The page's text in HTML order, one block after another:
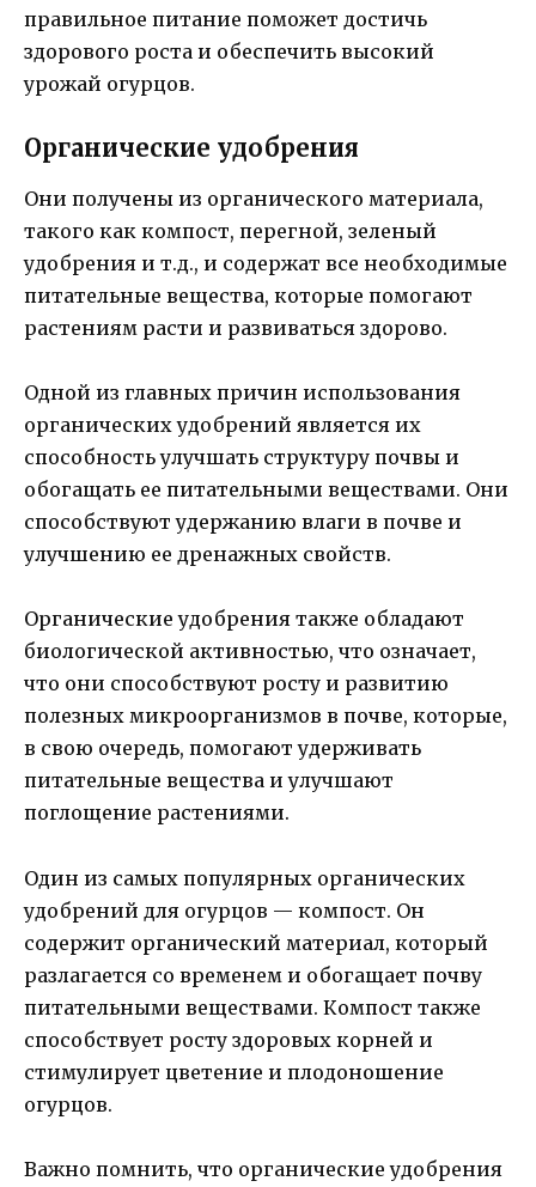
правильное питание поможет достичь
здорового роста и обеспечить высокий
урожай огурцов.
Органические удобрения
Они получены из органического материала,
такого как компост, перегной, зеленый
удобрения и т.д., и содержат все необходимые
питательные вещества, которые помогают
растениям расти и развиваться здорово.
Одной из главных причин использования
органических удобрений является их
способность улучшать структуру почвы и
обогащать ее питательными веществами. Они
способствуют удержанию влаги в почве и
улучшению ее дренажных свойств.
Органические удобрения также обладают
биологической активностью, что означает,
что они способствуют росту и развитию
полезных микроорганизмов в почве, которые,
в свою очередь, помогают удерживать
питательные вещества и улучшают
поглощение растениями.
Один из самых популярных органических
удобрений для огурцов — компост. Он
содержит органический материал, который
разлагается со временем и обогащает почву
питательными веществами. Компост также
способствует росту здоровых корней и
стимулирует цветение и плодоношение
огурцов.
Важно помнить, что органические удобрения